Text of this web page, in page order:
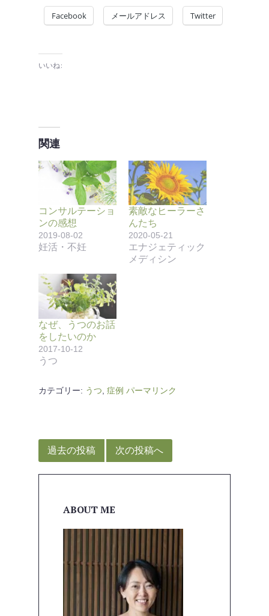
Facebook メールアドレス Twitter
いいね:
関連
コンサルテーショ
ンの感想
2019-08-02
妊活・不妊
素敵なヒーラーさ
んたち
2020-05-21
エナジェティック
メディシン
なぜ、うつのお話
をしたいのか
2017-10-12
うつ
カテゴリー: うつ 症例 パーマリンク
稿
ナ
過去の投稿 次の投稿へ
ABOUT ME